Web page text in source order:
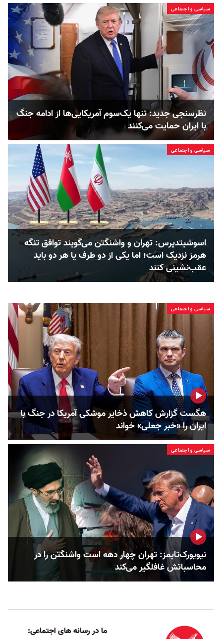
سیاسی و اجتماعی
نظرسنجی جدید: تنها یک‌سوم آمریکایی‌ها از ادامه جنگ
با ایران حمایت می‌کنند
سیاسی و اجتماعی
اسوشیتدپرس: تهران و واشنگتن می‌گویند توافق تنگه
هرمز نزدیک است؛ اما یکی از دو طرف یا هر دو باید
عقب‌نشینی کنند
سیاسی و اجتماعی
هگست گزارش کاهش ذخایر موشکی آمریکا در جنگ با
ایران را «خبر جعلی» خواند
سیاسی و اجتماعی
نیویورک‌تایمز: تهران چهار دهه است واشنگتن را در
محاسباتش غافلگیر می‌کند
ما در رسانه های اجتماعی: